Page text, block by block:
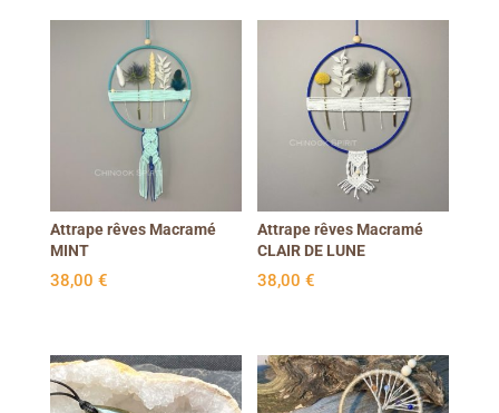
Attrape rêves Macramé
MINT
38,00 €
Attrape rêves Macramé
CLAIR DE LUNE
38,00€